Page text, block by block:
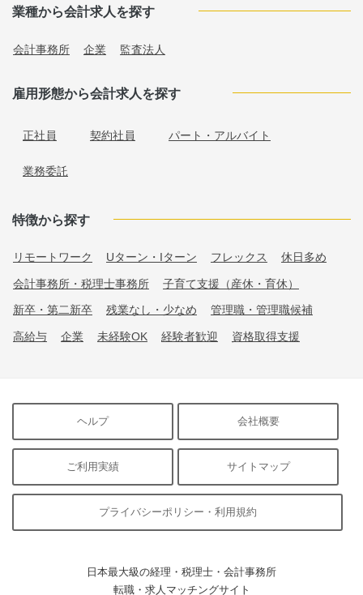
業種から会計求人を探す
会計事務所 企業 監査法人
雇用形態から会計求人を探す
正社員 契約社員 パート・アルバイト
業務委託
特徴から探す
リモートワーク Uターン・Iターン フレックス 休日多め
会計事務所・税理士事務所 子育て支援（産休・育休）
新卒・第二新卒 残業なし・少なめ 管理職・管理職候補
高給与 企業 未経験OK 経験者歓迎 資格取得支援
ヘルプ 会社概要
ご利用実績 サイトマップ
プライバシーポリシー・利用規約
日本最大級の経理・税理士・会計事務所
転職・求人マッチングサイト